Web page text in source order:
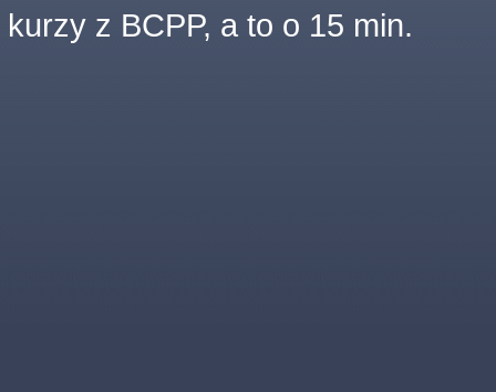
kurzy z BCPP, a to o 15 min.